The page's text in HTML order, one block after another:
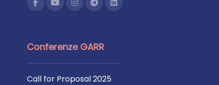
Conferenze GARR
Call for Proposal 2025